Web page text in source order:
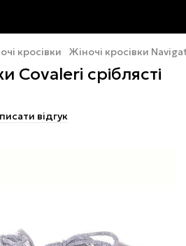
кросівки Жіночі кросівки
Covaleri сріблясті
відгук